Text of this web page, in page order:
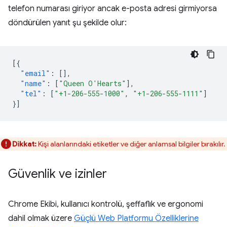
telefon numarası giriyor ancak e-posta adresi girmiyorsa
döndürülen yanıt şu şekilde olur:
[{
"email" :
[],
"name" : [ "Queen O'Hearts" ],
"tel" : [ "+1-206-555-1000" , "+1-206-555-1111" ]
}]
Dikkat:Kişi alanlarındaki etiketler ve diğer anlamsal bilgiler bırakılır.
Güvenlik ve izinler
Chrome Ekibi, kullanıcı kontrolü, şeffaflık ve ergonomi
dahil olmak üzere Güçlü Web Platformu Özelliklerine